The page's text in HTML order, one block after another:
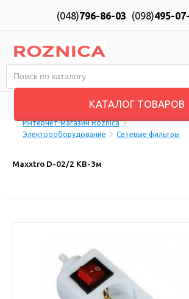
(048)796-86-03 (098)495-
КАТАЛОГ ТОВАРОВ
Интернет-магазин Roznica
Электрооборудование
Сетевые фильтры
Maxxtro D-02/2 KB-3м